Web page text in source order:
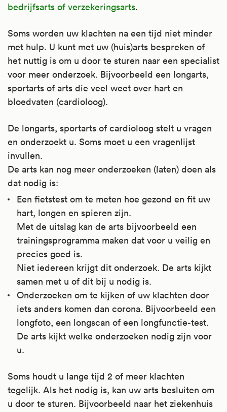
bedrijfsarts of verzekeringsarts.
Soms worden uw klachten na een tijd niet minder
met hulp. U kunt met uw (huis)arts bespreken of
het nuttig is om u door te sturen naar een specialist
voor meer onderzoek. Bijvoorbeeld een longarts,
sportarts of arts die veel weet over hart en
bloedvaten (cardioloog).
De longarts, sportarts of cardioloog stelt u vragen
en onderzoekt u. Soms moet u een vragenlijst
invullen.
De arts kan nog meer onderzoeken (laten) doen als
dat nodig is:
Een fietstest om te meten hoe gezond en fit uw
hart, longen en spieren zijn.
Met de uitslag kan de arts bijvoorbeeld een
trainingsprogramma maken dat voor u veilig en
precies goed is.
Niet iedereen krijgt dit onderzoek. De arts kijkt
samen met u of dit bij u nodig is.
Onderzoeken om te kijken of uw klachten door
iets anders komen dan corona. Bijvoorbeeld een
longfoto, een longscan of een longfunctie-test.
De arts kijkt welke onderzoeken nodig zijn voor
u.
Soms houdt u lange tijd 2 of meer klachten
tegelijk. Als het nodig is, kan uw arts besluiten om
u door te sturen. Bijvoorbeeld naar het ziekenhuis